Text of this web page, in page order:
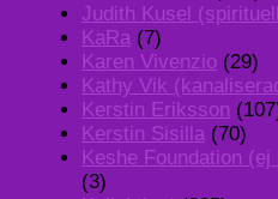
Judith Kusel
KaRa (7)
Karen Vivenzio (29)
Kathy Vik
Kerstin Eriksson
Kerstin Sisilla (70)
Keshe Foundation
(3)